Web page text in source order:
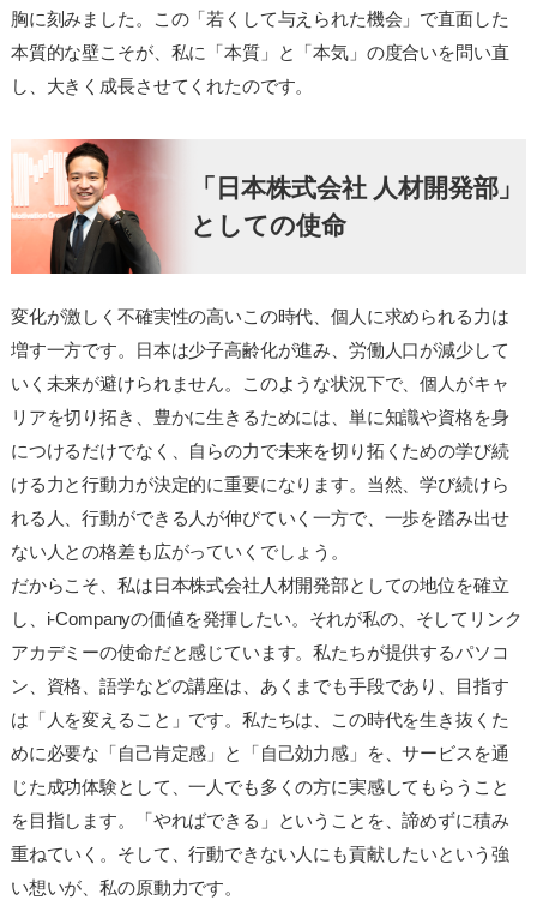
胸に刻みました。この「若くして与えられた機会」で直面した
本質的な壁こそが、私に「本質」と「本気」の度合いを問い直
し、大きく成長させてくれたのです。
「日本株式会社 人材開発部」
としての使命
変化が激しく不確実性の高いこの時代、個人に求められる力は
増す一方です。日本は少子高齢化が進み、労働人口が減少して
いく未来が避けられません。このような状況下で、個人がキャ
リアを切り拓き、豊かに生きるためには、単に知識や資格を身
につけるだけでなく、自らの力で未来を切り拓くための学び続
ける力と行動力が決定的に重要になります。当然、学び続けら
れる人、行動ができる人が伸びていく一方で、一歩を踏み出せ
ない人との格差も広がっていくでしょう。
だからこそ、私は日本株式会社人材開発部としての地位を確立
し、i-Companyの価値を発揮したい。それが私の、そしてリンク
アカデミーの使命だと感じています。私たちが提供するパソコ
ン、資格、語学などの講座は、あくまでも手段であり、目指す
は「人を変えること」です。私たちは、この時代を生き抜くた
めに必要な「自己肯定感」と「自己効力感」を、サービスを通
じた成功体験として、一人でも多くの方に実感してもらうこと
を目指します。「やればできる」ということを、諦めずに積み
重ねていく。そして、行動できない人にも貢献したいという強
い想いが、私の原動力です。